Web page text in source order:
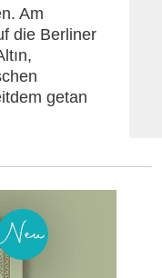
Am
die Berliner
getan